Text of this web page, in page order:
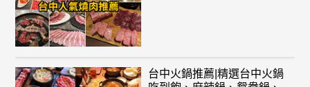
台中火鍋推薦|精選台中火鍋